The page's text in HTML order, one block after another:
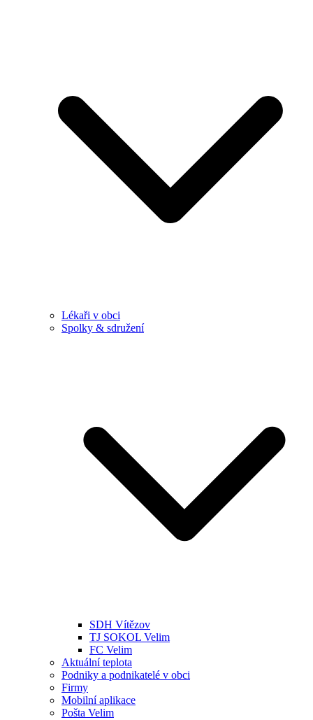
Lékaři v obci
Spolky & sdružení
SDH Vítězov
TJ SOKOL Velim
FC Velim
Aktuální teplota
Podniky a podnikatelé v obci
Firmy
Mobilní aplikace
Pošta Velim